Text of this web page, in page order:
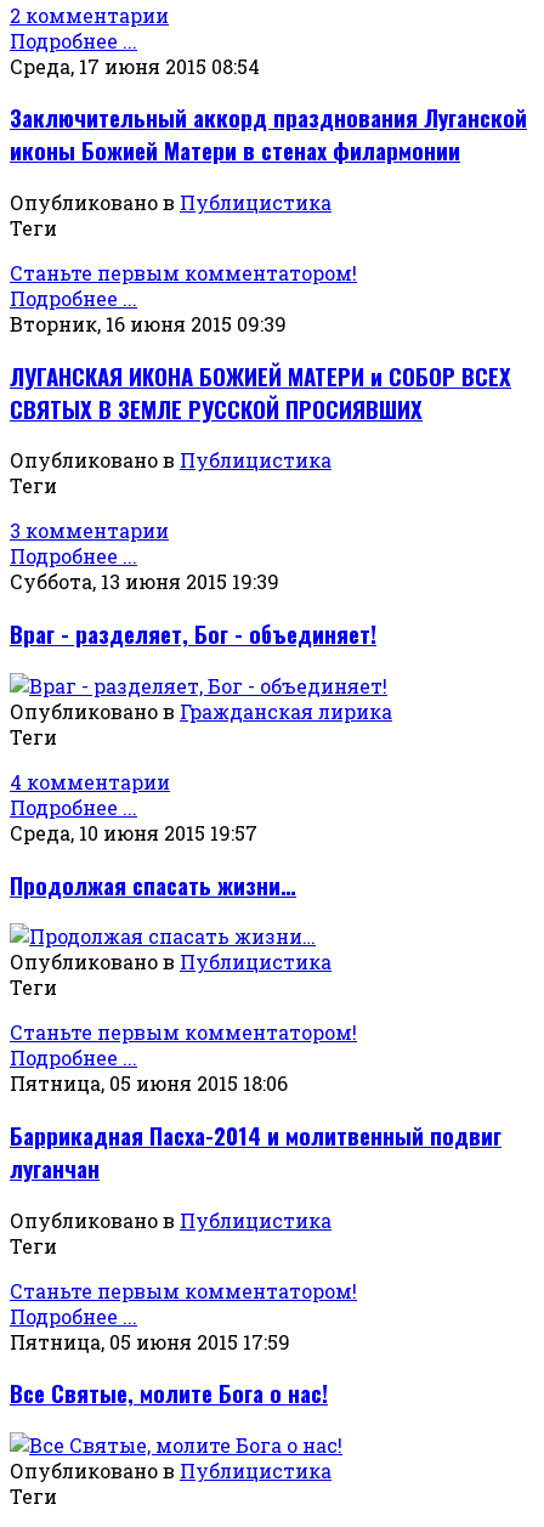
2 комментарии
Подробнее ...
Среда, 17 июня 2015 08:54
Заключительный аккорд празднования Луганской
иконы Божией Матери в стенах филармонии
Опубликовано в Публицистика
Теги
Станьте первым комментатором!
Подробнее ...
Вторник, 16 июня 2015 09:39
ЛУГАНСКАЯ ИКОНА БОЖИЕЙ МАТЕРИ и СОБОР ВСЕХ
СВЯТЫХ В ЗЕМЛЕ РУССКОЙ ПРОСИЯВШИХ
Опубликовано в Публицистика
Теги
3 комментарии
Подробнее ...
Суббота, 13 июня 2015 19:39
Враг - разделяет, Бог - объединяет!
Опубликовано в Гражданская лирика
Теги
4 комментарии
Подробнее ...
Среда, 10 июня 2015 19:57
Продолжая спасать жизни…
Опубликовано в Публицистика
Теги
Станьте первым комментатором!
Подробнее ...
Пятница, 05 июня 2015 18:06
Баррикадная Пасха-2014 и молитвенный подвиг
луганчан
Опубликовано в Публицистика
Теги
Станьте первым комментатором!
Подробнее ...
Пятница, 05 июня 2015 17:59
Все Святые, молите Бога о нас!
Опубликовано в Публицистика
Теги